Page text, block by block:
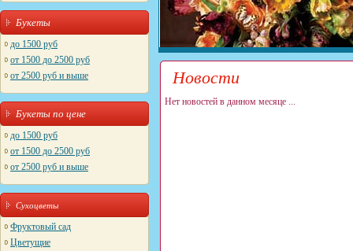
Букеты
до 1500 руб
от 1500 до 2500 руб
от 2500 руб и выше
Букеты по цене
до 1500 руб
от 1500 до 2500 руб
от 2500 руб и выше
Сухоцветы
Фруктовый сад
Цветущие
Новости
Нет новостей в данном месяце ...